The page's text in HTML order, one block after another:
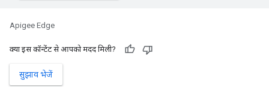
Apigee Edge
क्या इस कॉन्टेंट से आपको मदद मिली?
सुझाव भेजें